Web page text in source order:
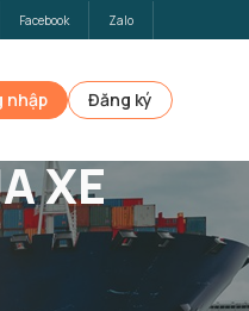
Facebook Zalo
nhập Đăng ký
XE